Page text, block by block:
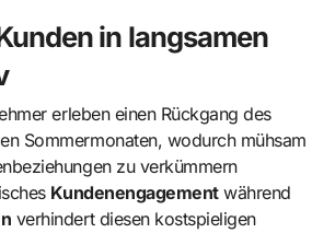
in langsamen
erleben einen Rückgang des
Sommermonaten, wodurch mühsam
zu verkümmern
Kundenengagementwährend
verhindert diesen kostspieligen